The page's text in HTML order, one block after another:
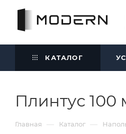
КАТАЛОГ
Плинтус 100
Главная — Каталог —